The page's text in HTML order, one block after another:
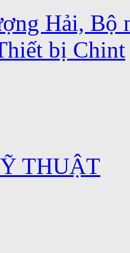
Hải, Bộ
bị Chint
THUẬT